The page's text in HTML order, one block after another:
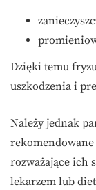
Dzięki temu
uszkodzenia i
Należy jednak
rozważające ich
lekarzem lub